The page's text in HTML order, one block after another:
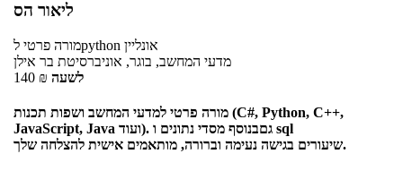
ליאור הס
מורה פרטילpython אונליין
מדעי המחשב, בוגר, אוניברסיטת בר אילן
140 ₪ לשעה
מורה פרטי למדעי המחשב ושפות תכנות (C#, Python, C++,
JavaScript, Java ועוד). גםבנוסף מסדי נתונים ו sql
שיעורים בגישה נעימה וברורה, מותאמים אישית להצלחה שלך.